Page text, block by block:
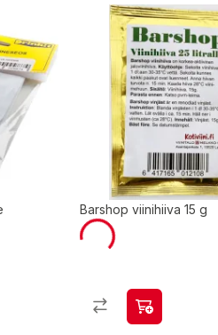
Barshop viinihiiva 15 g